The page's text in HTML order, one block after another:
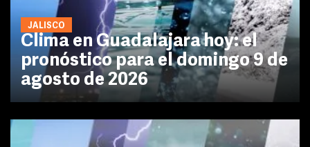
JALISCO
Clima en Guadalajara hoy: el
pronóstico para el domingo 9 de
agosto de 2026